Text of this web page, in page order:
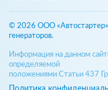
© 2026 ООО
генераторов.
Информация на данном
определяемой
положениями Статьи 437